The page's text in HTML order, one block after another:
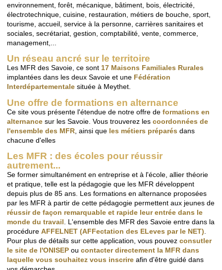
environnement, forêt, mécanique, bâtiment, bois, électricité,
électrotechnique, cuisine, restauration, métiers de bouche, sport,
tourisme, accueil, service à la personne, carrières sanitaires et
sociales, secrétariat, gestion, comptabilité, vente, commerce,
management,...
Un réseau ancré sur le territoire
Les MFR des Savoie, ce sont17 Maisons Familiales Rurales
implantées dans les deux Savoie et une Fédération
Interdépartementale située à Meythet.
Une offre de formations en alternance
Ce site vous présente l'étendue de notre offre deformations en
alternance sur les Savoie. Vous trouverez lescoordonnées de
l'ensemble des MFR , ainsi que les métiers préparés dans
chacune d'elles
Les MFR : des écoles pour réussir
autrement...
Se former simultanément en entreprise et à l'école, allier théorie
et pratique, telle est la pédagogie que les MFR développent
depuis plus de 85 ans. Les formations en alternance proposées
par les MFR à partir de cette pédagogie permettent aux jeunes de
réussir de façon remarquable et rapide leur entrée dans le
monde du travail. L'ensemble des MFR des Savoie entre dans la
procédureAFFELNET (AFFectation des ELeves par le NET).
Pour plus de détails sur cette application, vous pouvezconsutler
le site de l'ONISEPoucontacter directement la MFR dans
laquelle vous souhaitez vous inscrireafin d'être guidé dans